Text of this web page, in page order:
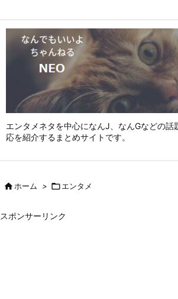
エンタメネタを中心になんJ、なんGなどの話
応を紹介するまとめサイトです。
ホーム > エンタメ
スポンサーリンク